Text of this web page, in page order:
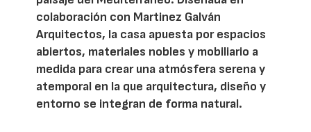
colaboración con Martinez Galván
Arquitectos, la casa apuesta por espacios
abiertos, materiales nobles y mobiliario a
medida para crear una atmósfera serena y
atemporal en la que arquitectura, diseño y
entorno se integran de forma natural.